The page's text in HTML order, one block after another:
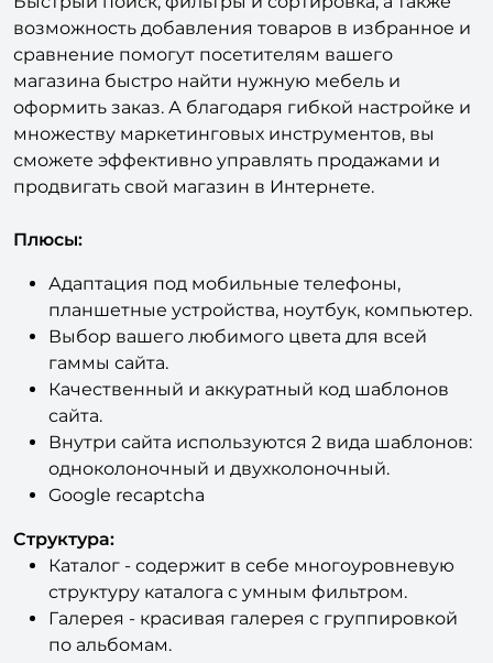
удобства при выборе и покупке товаров.
Быстрый поиск, фильтры и сортировка, а также
возможность добавления товаров в избранное и
сравнение помогут посетителям вашего
магазина быстро найти нужную мебель и
оформить заказ. А благодаря гибкой настройке и
множеству маркетинговых инструментов, вы
сможете эффективно управлять продажами и
Плюсы:
Адаптация под мобильные телефоны,
планшетные устройства, ноутбук, компьютер.
Выбор вашего любимого цвета для всей
гаммы сайта.
Качественный и аккуратный код шаблонов
сайта.
Внутри сайта используются 2 вида шаблонов:
одноколоночный и двухколоночный.
Google recaptcha
Структура:
Каталог - содержит в себе многоуровневую
структуру каталога с умным фильтром.
Галерея - красивая галерея с группировкой